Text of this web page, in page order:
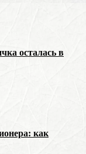
осталась в
как